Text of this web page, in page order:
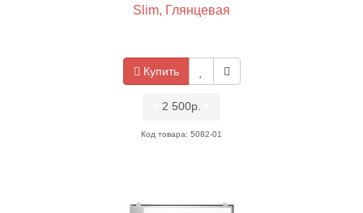
Slim, Глянцевая
Купить
2 500р.
Код товара: 5082-01